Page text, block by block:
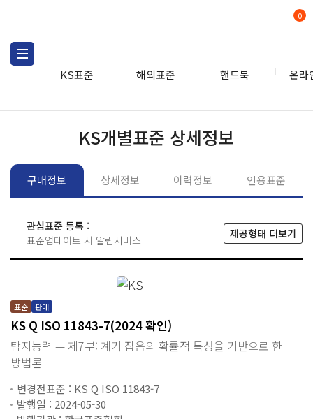
KS표준 해외표준 핸드북 온라
0
KS개별표준 상세정보
구매정보 상세정보 이력정보 인용표준
관심표준 등록 :
표준업데이트 시 알림서비스
제공형태 더보기
표준 판매
KS Q ISO 11843-7(2024 확인)
탐지능력 — 제7부: 계기 잡음의 확률적 특성을 기반으로 한
방법론
변경전표준 : KS Q ISO 11843-7
발행일 : 2024-05-30